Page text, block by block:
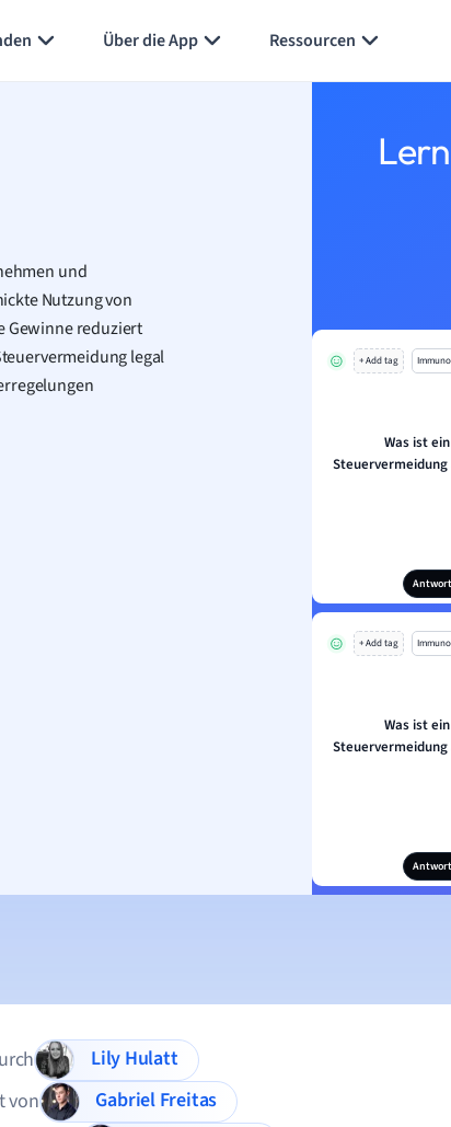
Über die App Ressourcen
und
Nutzung von
Gewinne reduziert
legal
+ Add tag
Was ist
+ Add tag
Was ist
Lily Hulatt
von
Gabriel Freitas